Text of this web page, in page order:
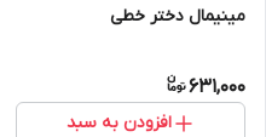
مینیمال دختر خطی
631,000
افزودن به سبد